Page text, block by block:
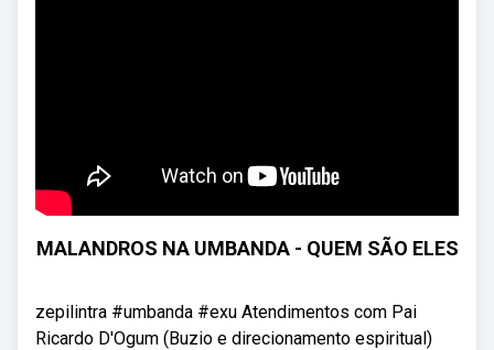
MALANDROS NA UMBANDA - QUEM SÃO ELES
zepilintra #umbanda #exu Atendimentos com Pai
Ricardo D'Ogum (Buzio e direcionamento espiritual)